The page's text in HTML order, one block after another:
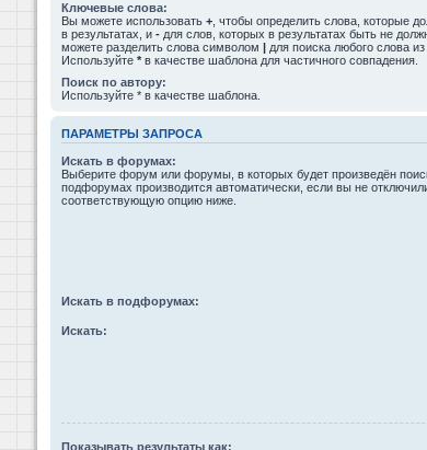
Ключевые слова:
Вы можете использовать + , чтобы определить слова, которые
в результатах, и - для слов, которых в результатах быть не
можете разделить слова символом | для поиска любого слова из
Используйте * в качестве шаблона для частичного совпадения.
Поиск по автору:
Используйте * в качестве шаблона.
ПАРАМЕТРЫ ЗАПРОСА
Искать в форумах:
Выберите форум или форумы, в которых будет произведён
подфорумах производится автоматически, если вы не
соответствующую опцию ниже.
Искать в подфорумах:
Искать:
Показывать результаты как: